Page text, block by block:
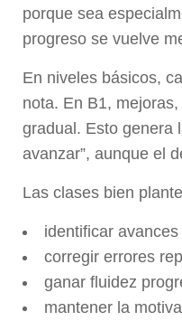
porque sea
progreso se vuelve
En niveles básicos,
nota. En B1,
gradual. Esto genera
avanzar”, aunque el
Las clases bien
identificar
corregir errores
ganar fluidez
mantener la